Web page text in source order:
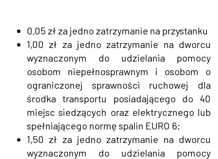
0,05 zł za jedno zatrzymanie na przystanku
1,00 zł za jedno zatrzymanie na dworcu
wyznaczonym do udzielania pomocy
osobom niepełnosprawnym i osobom o
ograniczonej sprawności ruchowej dla
środka transportu posiadającego do 40
miejsc siedzących oraz elektrycznego lub
spełniającego normę spalin EURO 6;
1,50 zł za jedno zatrzymanie na dworcu
wyznaczonym do udzielania pomocy